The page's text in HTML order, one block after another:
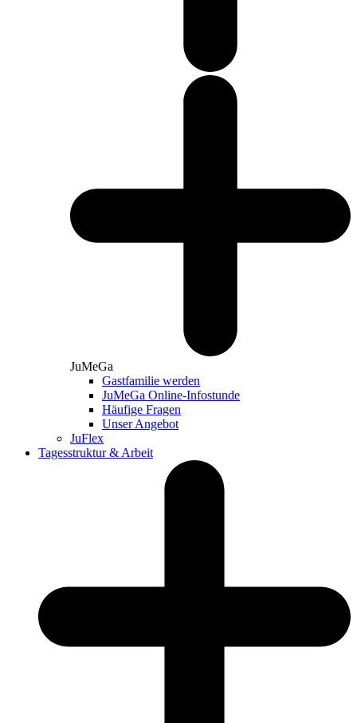
JuMeGa
Gastfamilie werden
JuMeGa Online-Infostunde
Häufige Fragen
Unser Angebot
JuFlex
Tagesstruktur & Arbeit